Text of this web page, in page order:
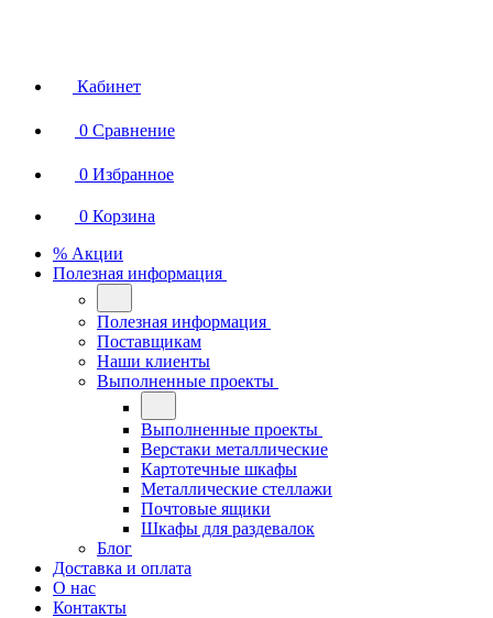
Кабинет
0 Сравнение
0 Избранное
0 Корзина
% Акции
Полезная информация
Полезная информация
Поставщикам
Наши клиенты
Выполненные проекты
Выполненные проекты
Верстаки металлические
Картотечные шкафы
Металлические стеллажи
Почтовые ящики
Шкафы для раздевалок
Блог
Доставка и оплата
О нас
Контакты